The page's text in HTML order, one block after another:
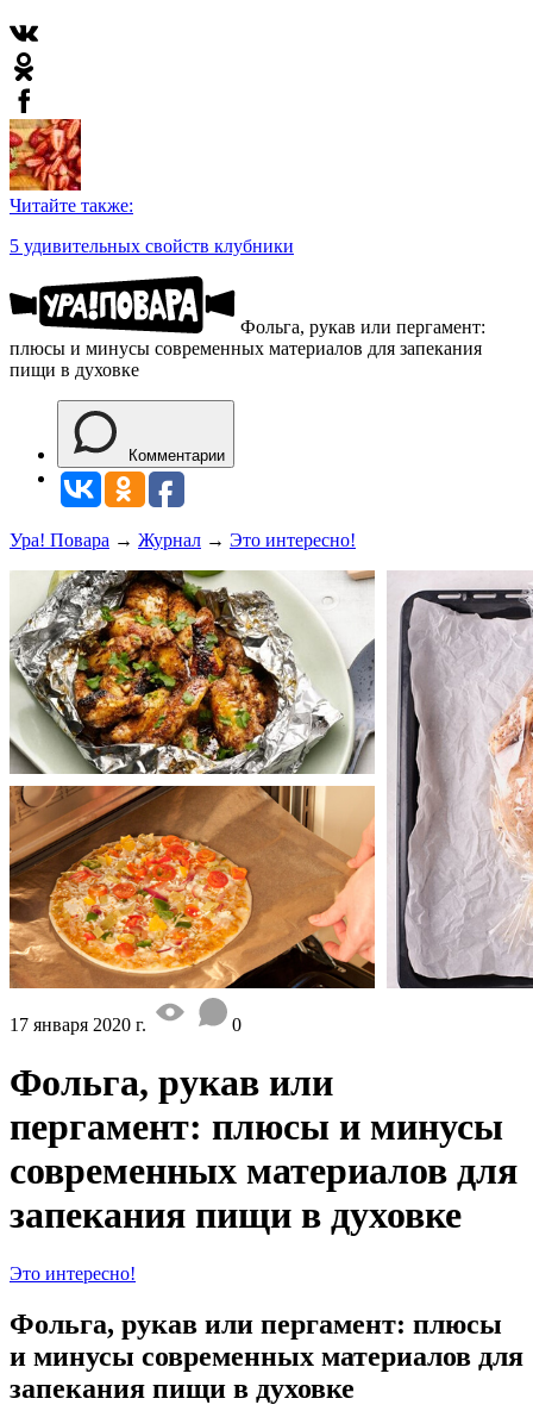
Читайте также:
5 удивительных свойств клубники
Фольга, рукав или пергамент:
плюсы и минусы современных материалов для запекания
пищи в духовке
Комментарии
Ура! Повара → Журнал → Это интересно!
17 января 2020 г. 0
Фольга, рукав или
пергамент: плюсы и минусы
современных материалов для
запекания пищи в духовке
Это интересно!
Фольга, рукав или пергамент: плюсы
и минусы современных материалов для
запекания пищи в духовке